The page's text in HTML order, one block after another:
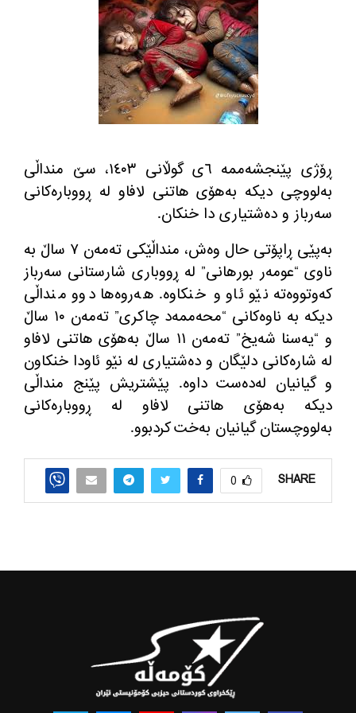
ڕۆژی پێنجشه‌ممه‌ ٦ی گوڵانی ١٤٠٣، سێ منداڵی
به‌لووچی دیكه‌ به‌هۆی هاتنی لافاو له‌ ڕووباره‌كانی
سه‌رباز و ده‌شتیاری دا خنكان.
به‌پێی ڕاپۆتی حال وه‌ش، منداڵێكی ته‌مه‌ن ٧ ساڵ به‌
ناوی “عومه‌ر بورهانی” له‌ ڕووباری شارستانی سه‌رباز
كه‌وتووه‌ته‌ نێو ئاو و خنكاوه‌. هه‌روه‌ها دوو منداڵی
دیكه‌ به‌ ناوه‌كانی “محه‌ممه‌د چاكری” ته‌مه‌ن ١٠ ساڵ
و “یه‌سنا شه‌یخ” ته‌مه‌ن ١١ ساڵ به‌هۆی هاتنی لافاو
له‌ شاره‌كانی دلێگان و ده‌شتیاری له‌ نێو ئاودا خنكاون
و گیانیان له‌ده‌ست داوه‌. پێشتریش پێنج منداڵی
دیكه‌ به‌هۆی هاتنی لافاو له‌ ڕووباره‌كانی
به‌لووچستان گیانیان به‌خت كردبوو.
SHARE
0